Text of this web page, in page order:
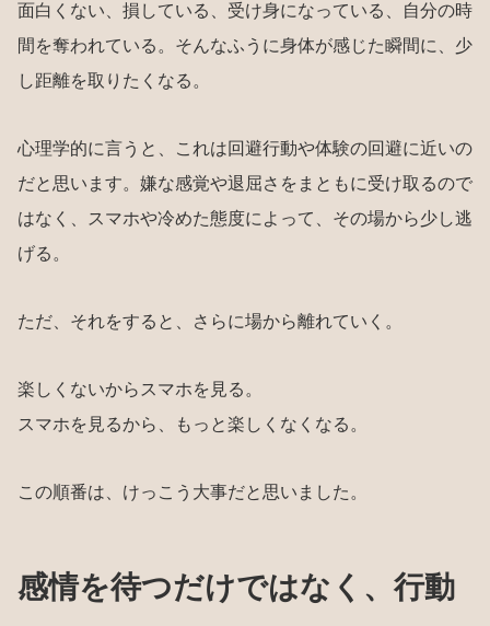
面白くない、損している、受け身になっている、自分の時
間を奪われている。そんなふうに身体が感じた瞬間に、少
し距離を取りたくなる。
心理学的に言うと、これは回避行動や体験の回避に近いの
だと思います。嫌な感覚や退屈さをまともに受け取るので
はなく、スマホや冷めた態度によって、その場から少し逃
げる。
ただ、それをすると、さらに場から離れていく。
楽しくないからスマホを見る。
スマホを見るから、もっと楽しくなくなる。
この順番は、けっこう大事だと思いました。
感情を待つだけではなく、行動